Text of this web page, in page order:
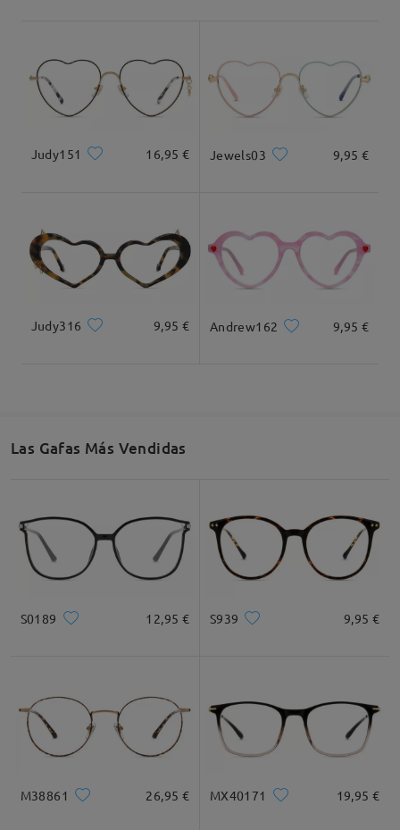
Tipo Rostro: Longitud Rostro: Ancho Rostro:
Recomendación de Rostro
* Solo Para Referencia
Llegado
Judy151 16,95 € Jewels03 9,95 €
Judy316 9,95 € Andrew162 9,95 €
Las Gafas Más Vendidas
S0189 12,95 € S939 9,95 €
M38861 26,95 € MX40171 19,95 €